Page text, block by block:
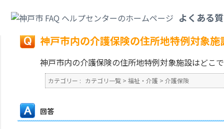
よくある
戻る
神戸市内の介護保険の住所地特例対象
神戸市内の介護保険の住所地特例対象施設はどこ
カテゴリー : カテゴリ一覧 > 福祉・介護 > 介護保険
回答